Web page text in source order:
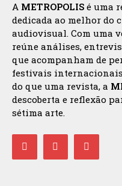
A METROPOLIS é uma
dedicada ao melhor do
audiovisual. Com uma
reúne análises,
que acompanham de
festivais
do que uma revista, a
descoberta e reflexão
sétima arte.